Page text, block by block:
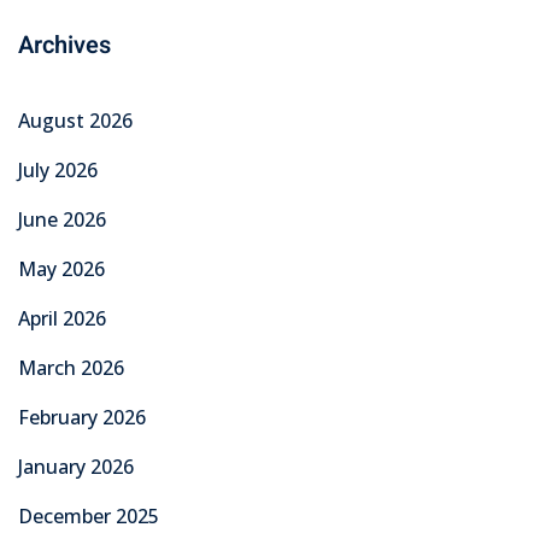
Archives
August 2026
July 2026
June 2026
May 2026
April 2026
March 2026
February 2026
January 2026
December 2025